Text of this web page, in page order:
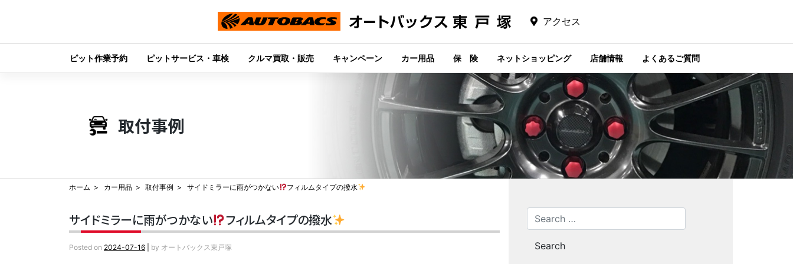
アクセス
ピット作業予約 ピットサービス・車検 クルマ買取・販売 キャンペーン カー用品 保 険 ネットショッピング 店舗情報 よくあるご質問
取付事例
ホーム カー用品 取付事例 サイドミラーに雨がつかない フィルムタイプの撥水
サイドミラーに雨がつかない フィルムタイプの撥水
Posted on 2024-07-16 by オートバックス東戸塚